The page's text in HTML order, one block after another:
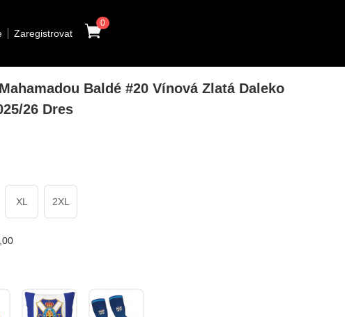
Zaregistrovat
0
Baldé #20 Vínová Zlatá Daleko
26 Dres
XL 2XL